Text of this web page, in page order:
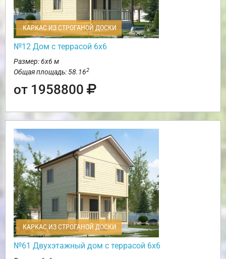
КАРКАС ИЗ СТРОГАНОЙ ДОСКИ
№12 Дом с террасой 6х6
Размер: 6х6 м
Общая площадь: 58.162
от 1958800
КАРКАС ИЗ СТРОГАНОЙ ДОСКИ
№61 Двухэтажный дом с террасой 6х6